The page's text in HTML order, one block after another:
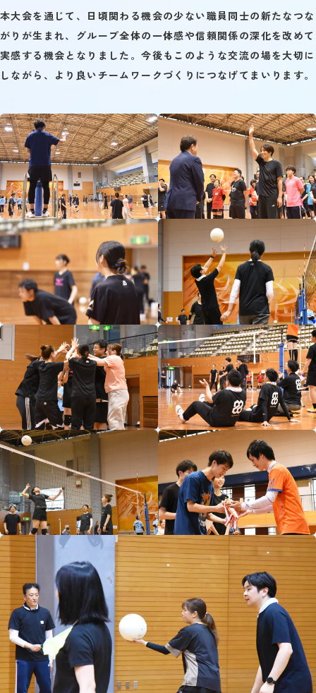
本大会を通じて、日頃関わる機会の少ない職員同士の新たなつな
がりが生まれ、グループ全体の一体感や信頼関係の深化を改めて
実感する機会となりました。今後もこのような交流の場を大切に
しながら、より良いチームワークづくりにつなげてまいります。